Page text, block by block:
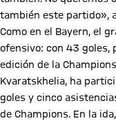
también este partido»,
Como en el Bayern, el
ofensivo: con 43 goles,
edición de la
Kvaratskhelia, ha
goles y cinco
de Champions. En la